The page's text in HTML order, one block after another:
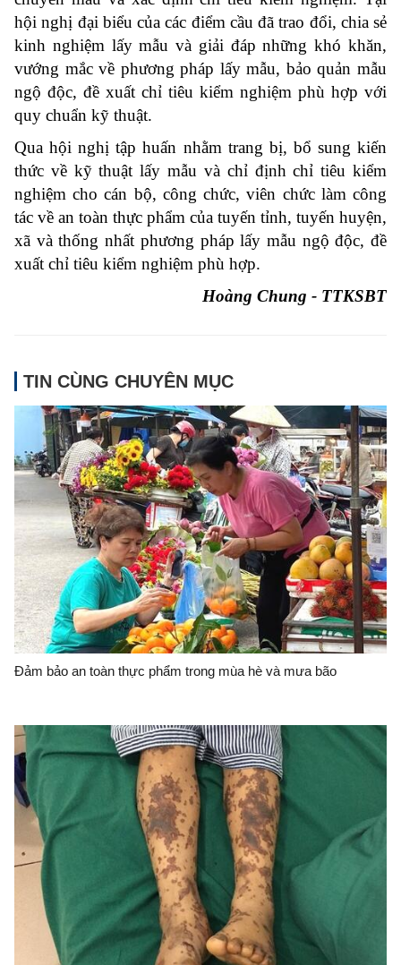
hội nghị đại biểu của các điểm cầu đã trao đổi, chia sẻ
kinh nghiệm lấy mẫu và giải đáp những khó khăn,
vướng mắc về phương pháp lấy mẫu, bảo quản mẫu
ngộ độc, đề xuất chỉ tiêu kiểm nghiệm phù hợp với
quy chuẩn kỹ thuật.
Qua hội nghị tập huấn nhằm trang bị, bổ sung kiến
thức về kỹ thuật lấy mẫu và chỉ định chỉ tiêu kiểm
nghiệm cho cán bộ, công chức, viên chức làm công
tác về an toàn thực phẩm của tuyến tỉnh, tuyến huyện,
xã và thống nhất phương pháp lấy mẫu ngộ độc, đề
xuất chỉ tiêu kiểm nghiệm phù hợp.
Hoàng Chung - TTKSBT
TIN CÙNG CHUYÊN MỤC
Đảm bảo an toàn thực phẩm trong mùa hè và mưa bão